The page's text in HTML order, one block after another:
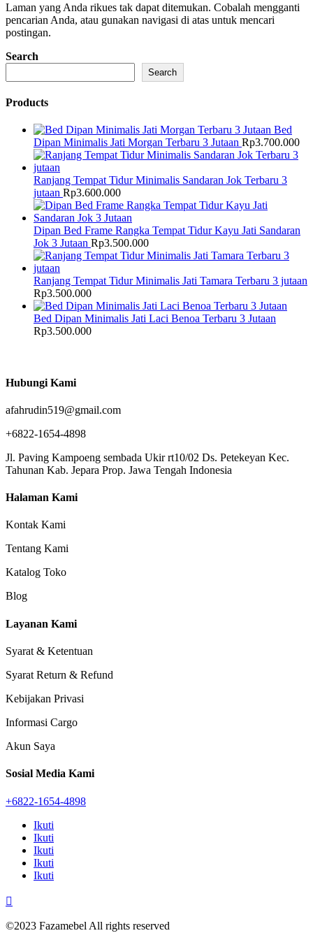
Laman yang Anda rikues tak dapat ditemukan. Cobalah mengganti
pencarian Anda, atau gunakan navigasi di atas untuk mencari
postingan.
Search
Search
Products
Bed
Dipan Minimalis Jati Morgan Terbaru 3 Jutaan Rp3.700.000
Ranjang Tempat Tidur Minimalis Sandaran Jok Terbaru 3
jutaan Rp3.600.000
Dipan Bed Frame Rangka Tempat Tidur Kayu Jati Sandaran
Jok 3 Jutaan Rp3.500.000
Ranjang Tempat Tidur Minimalis Jati Tamara Terbaru 3 jutaan
Rp3.500.000
Bed Dipan Minimalis Jati Laci Benoa Terbaru 3 Jutaan
Rp3.500.000
Hubungi Kami
afahrudin519@gmail.com
+6822-1654-4898
Jl. Paving Kampoeng sembada Ukir rt10/02 Ds. Petekeyan Kec.
Tahunan Kab. Jepara Prop. Jawa Tengah Indonesia
Halaman Kami
Kontak Kami
Tentang Kami
Katalog Toko
Blog
Layanan Kami
Syarat & Ketentuan
Syarat Return & Refund
Kebijakan Privasi
Informasi Cargo
Akun Saya
Sosial Media Kami
+6822-1654-4898
Ikuti
Ikuti
Ikuti
Ikuti
Ikuti

©2023 Fazamebel All rights reserved